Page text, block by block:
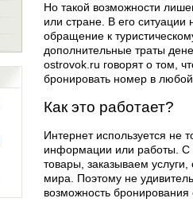
Но такой возможности
или стране. В его
обращение к
дополнительные траты
ostrovok.ru говорят о том,
бронировать номер в
Как это работает?
Интернет используется не
информации или работы.
товары, заказываем
мира. Поэтому не
возможность